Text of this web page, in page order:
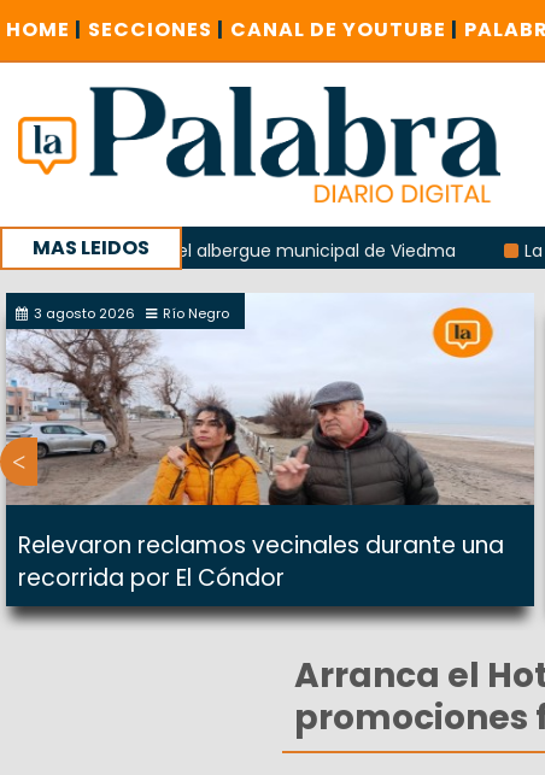
HOME | SECCIONES | CANAL DE YOUTUBE |
MAS LEIDOS
del albergue municipal de Viedma La Unesco
con un encuentro provincial en Roca
3 agosto 2026 Río Negro
Relevaron reclamos vecinales durante una
recorrida por El Cóndor
Arranca el
promociones